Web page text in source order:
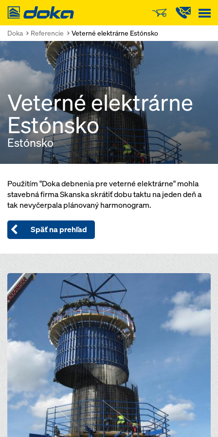
Doka
Doka Referencie Veterné elektrárne Estónsko
Veterné elektrárne
Estónsko
Estónsko
Použitím "Doka debnenia pre veterné elektrárne" mohla
stavebná firma Skanska skrátiť dobu taktu na jeden deň a
tak nevyčerpala plánovaný harmonogram.
Späť na prehľad
Open